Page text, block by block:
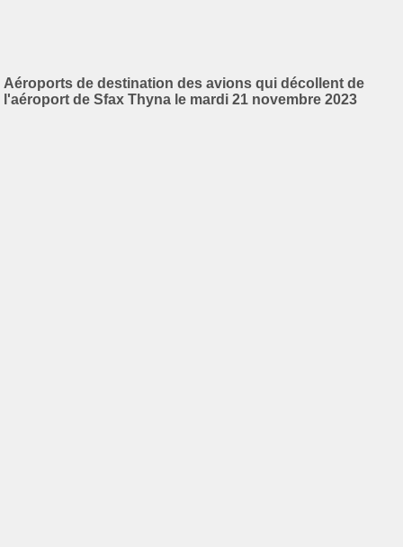
Aéroports de destination des avions qui décollent de
l'aéroport de Sfax Thyna le mardi 21 novembre 2023